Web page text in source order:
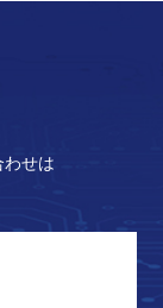
わせは